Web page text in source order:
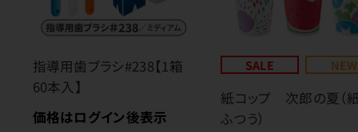
指導用歯ブラシ#238【1箱
60本入】
価格はログイン後表示
SALE NEW
紙コップ 次郎の夏（
ふつう）